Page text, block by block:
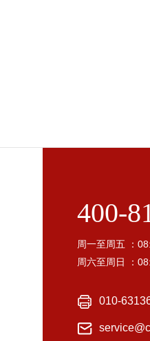
400-
周一至周五 ：
周六至周日 ：
010-